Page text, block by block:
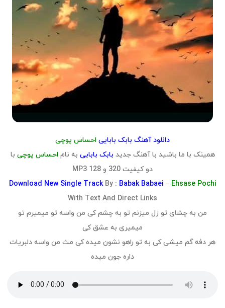
دانلود آهنگ بابک بابایی احساس پوچی
همینک با ما باشید با آهنگ جدید بابک بابایی به ناماحساس پوچی با
دو کیفیت 320 و 128 MP3
Download New Single Track By : Babak Babaei – Ehsase Pochi
With Text And Direct Links
من به چشای تو زل میزنم تو به چشم کی من واسه تو میمیرم تو
میمیری به عشق کی
هر دفه گم میشی کی به تو راهو نشون میده کی مث من واسه دلبریات
داره جون میده